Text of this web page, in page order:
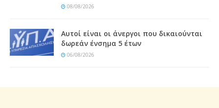
08/08/2026
Αυτοί είναι οι άνεργοι που δικαιούνται
δωρεάν ένσημα 5 έτων
06/08/2026